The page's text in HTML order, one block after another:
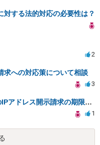
対する法的対応の必要性は？
2
求への対応策について相談
3
X(Twitter)アカウント削除後のIPアドレス開示請求の期限は？
1